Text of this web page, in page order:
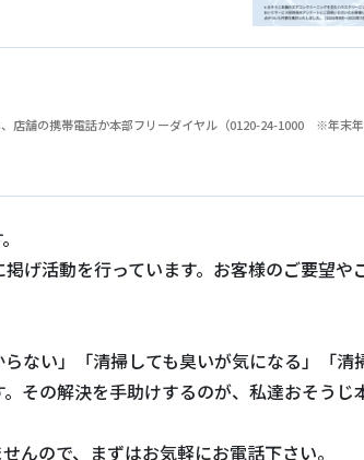
店舗の携帯電話か本部フリーダイヤル（0120-24-1000 ※年末
げ活動を行っています。お客様のご要望や
ない」「清掃しても臭いが気になる」「
その解決を手助けするのが、私達おそうじ
んので、まずはお気軽にお電話下さい。